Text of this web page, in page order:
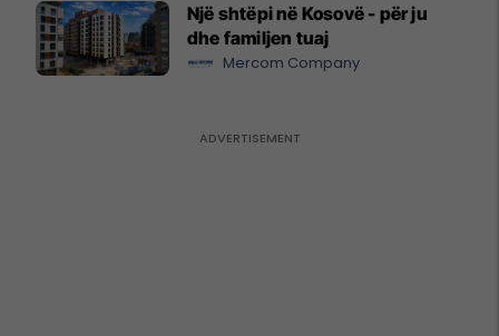
Një shtëpi në Kosovë - për ju
dhe familjen tuaj
Mercom Company